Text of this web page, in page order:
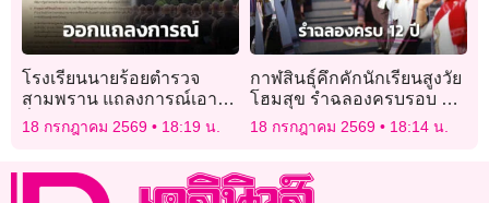
โรงเรียนนายร้อยตำรวจ
สามพราน แถลงการณ์เอาผิด
สื่อใหญ่บิดเบือนข้อมูล
18 กรกฎาคม 2569 18:19 น.
กาฬสินธุ์คึกคักนักเรียนสูงวัย
โฮมสุข รำฉลองครบรอบ 12
ปีถนนสายบุญสหัสขันธ์ไดโน
18 กรกฎาคม 2569 18:14 น.